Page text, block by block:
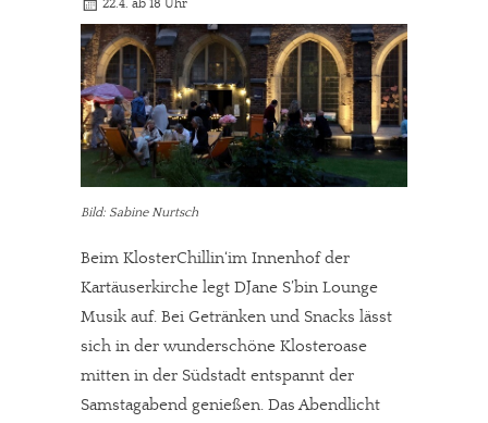
22.4. ab 18 Uhr
Bild: Sabine Nurtsch
Beim KlosterChillin‘im Innenhof der
Kartäuserkirche legt DJane S’bin Lounge
Musik auf. Bei Getränken und Snacks lässt
sich in der wunderschöne Klosteroase
mitten in der Südstadt entspannt der
Samstagabend genießen. Das Abendlicht